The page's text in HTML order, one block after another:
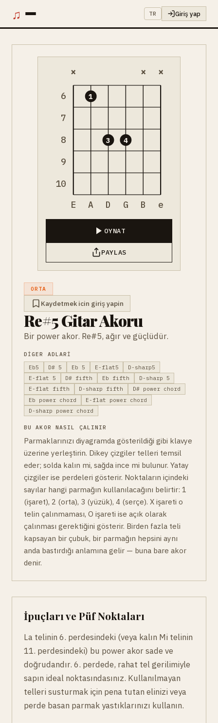
♫ TR Giriş yap
6
7
8
9
10
× × ×
1
3 4
E A D G B e
OYNAT
PAYLAS
ORTA
Kaydetmek icin giriş yapin
Re#5 Gitar Akoru
Bir power akor. Re#5, ağır ve güçlüdür.
DIGER ADLARI
Eb5
D# 5 Eb 5 E-flat5
D-sharp5
E-flat 5
D# fifth Eb fifth
D-sharp 5
E-flat fifth
D-sharp fifth
D# power chord
Eb power chord
E-flat power chord
D-sharp power chord
BU AKOR NASIL ÇALINIR
Parmaklarınızı diyagramda gösterildiği gibi klavye
üzerine yerleştirin. Dikey çizgiler telleri temsil
eder; solda kalın mi, sağda ince mi bulunur. Yatay
çizgiler ise perdeleri gösterir. Noktaların içindeki
sayılar hangi parmağın kullanılacağını belirtir: 1
(işaret), 2 (orta), 3 (yüzük), 4 (serçe). X işareti o
telin çalınmaması, O işareti ise açık olarak
çalınması gerektiğini gösterir. Birden fazla teli
kapsayan bir çubuk, bir parmağın hepsini aynı
anda bastırdığı anlamına gelir — buna bare akor
denir.
İpuçları ve Püf Noktaları
La telinin 6. perdesindeki (veya kalın Mi telinin
11. perdesindeki) bu power akor sade ve
doğrudandır. 6. perdede, rahat tel gerilimiyle
sapın ideal noktasındasınız. Kullanılmayan
telleri susturmak için pena tutan elinizi veya
perde basan parmak yastıklarınızı kullanın.